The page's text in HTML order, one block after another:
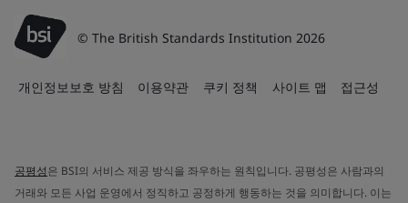
© The British Standards Institution 2026
개인정보보호 방침 이용약관 쿠키 정책 사이트 맵 접근성
공평성은 BSI의 서비스 제공 방식을 좌우하는 원칙입니다. 공평성은 사람과의
거래와 모든 사업 운영에서 정직하고 공정하게 행동하는 것을 의미합니다. 이는